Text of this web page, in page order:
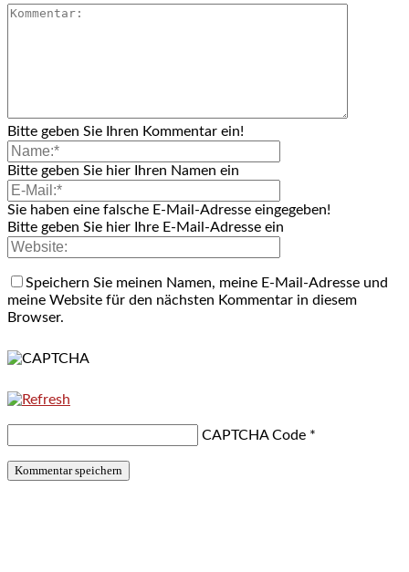
Bitte geben Sie Ihren Kommentar ein!
Bitte geben Sie hier Ihren Namen ein
Sie haben eine falsche E-Mail-Adresse eingegeben!
Bitte geben Sie hier Ihre E-Mail-Adresse ein
Speichern Sie meinen Namen, meine E-Mail-Adresse und
meine Website für den nächsten Kommentar in diesem
Browser.
CAPTCHA Code *